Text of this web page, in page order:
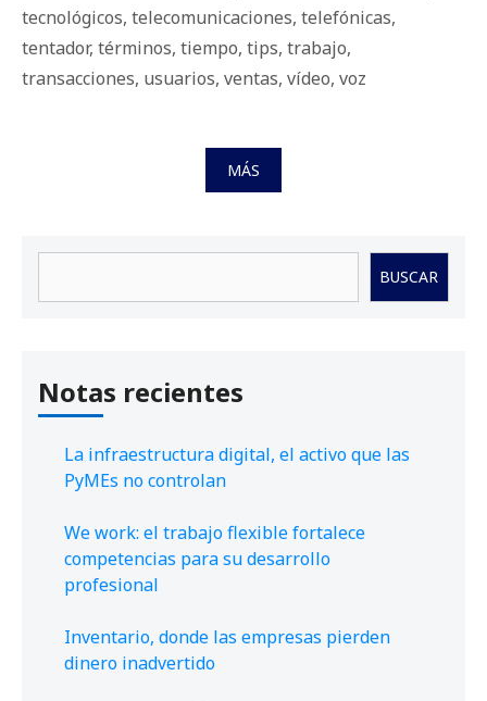
tecnológicos, telecomunicaciones, telefónicas,
tentador, términos, tiempo, tips, trabajo,
transacciones, usuarios, ventas, vídeo, voz
MÁS
BUSCAR
Notas recientes
La infraestructura digital, el activo que las
PyMEs no controlan
We work: el trabajo flexible fortalece
competencias para su desarrollo
profesional
Inventario, donde las empresas pierden
dinero inadvertido